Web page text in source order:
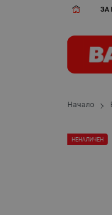
ЗА
Начало
НЕНАЛИЧЕН